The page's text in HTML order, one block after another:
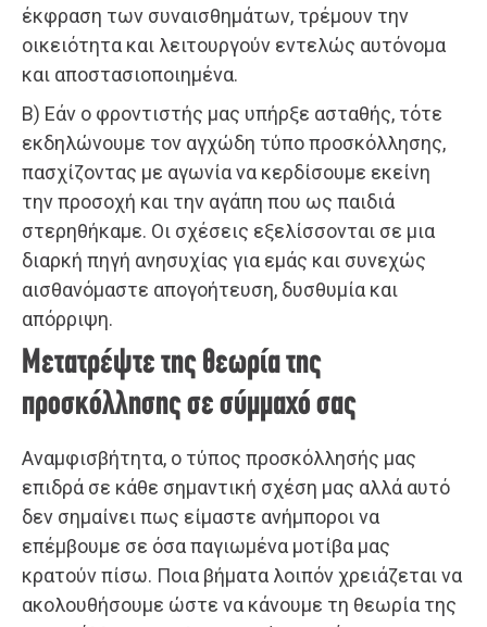
έκφραση των συναισθημάτων, τρέμουν την
οικειότητα και λειτουργούν εντελώς αυτόνομα
και αποστασιοποιημένα.
Β) Εάν ο φροντιστής μας υπήρξε ασταθής, τότε
εκδηλώνουμε τον αγχώδη τύπο προσκόλλησης,
πασχίζοντας με αγωνία να κερδίσουμε εκείνη
την προσοχή και την αγάπη που ως παιδιά
στερηθήκαμε. Οι σχέσεις εξελίσσονται σε μια
διαρκή πηγή ανησυχίας για εμάς και συνεχώς
αισθανόμαστε απογοήτευση, δυσθυμία και
απόρριψη.
Μετατρέψτε της θεωρία της
προσκόλλησης σε σύμμαχό σας
Αναμφισβήτητα, ο τύπος προσκόλλησής μας
επιδρά σε κάθε σημαντική σχέση μας αλλά αυτό
δεν σημαίνει πως είμαστε ανήμποροι να
επέμβουμε σε όσα παγιωμένα μοτίβα μας
κρατούν πίσω. Ποια βήματα λοιπόν χρειάζεται να
ακολουθήσουμε ώστε να κάνουμε τη θεωρία της